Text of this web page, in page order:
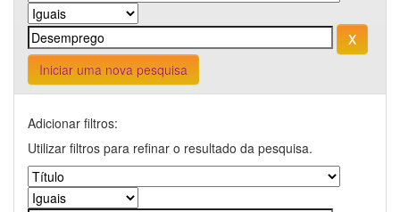
Iniciar uma nova pesquisa
Adicionar filtros:
Utilizar filtros para refinar o resultado da pesquisa.